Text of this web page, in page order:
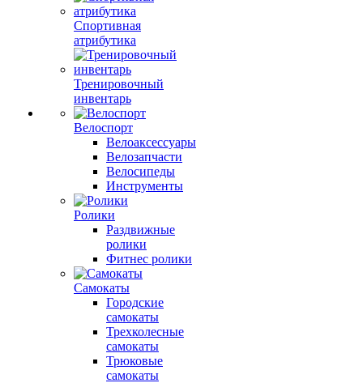
Спортивная
атрибутика
Тренировочный
инвентарь
Велоспорт
Велоаксессуары
Велозапчасти
Велосипеды
Инструменты
Ролики
Раздвижные
ролики
Фитнес ролики
Самокаты
Городские
самокаты
Трехколесные
самокаты
Трюковые
самокаты